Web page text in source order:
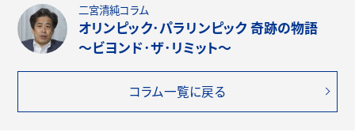
二宮清純コラム
オリンピック･パラリンピック 奇跡の物語
～ビヨンド･ザ･リミット～
コラム一覧に戻る